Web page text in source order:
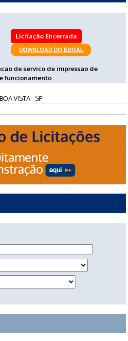
Licitação Encerrada
de servico de impressao de
funcionamento
VISTA - SP